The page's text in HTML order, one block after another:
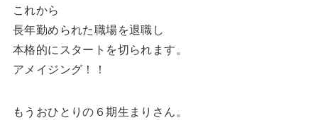
これから
長年勤められた職場を退職し
本格的にスタートを切られます。
アメイジング！！
もうおひとりの６期生まりさん。